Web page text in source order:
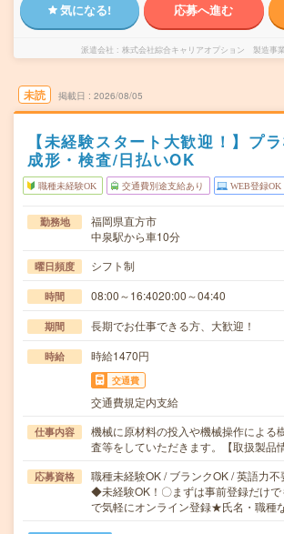
気になる! 応募へ進む
派遣会社 株式会社綜合キャリアオプション 製造事業
未読 掲載日 2026/08/05
【未経験スタート大歓迎！】プ
成形・検査/日払いOK
職種未経験OK 交通費別途支給あり WEB登録OK
勤務地
福岡県直方市
中泉駅から車10分
曜日頻度 シフト制
時間 08:00～16:4020:00～04:40
期間 長期でお仕事できる方、大歓迎！
時給 時給1470円
交通費
交通費規定内支給
仕事内容
機械に原材料の投入や機械操作による
査等をしていただきます。【取扱製品
応募資格
職種未経験OK / ブランクOK / 英語力不
◆未経験OK！〇まずは事前登録だけ
で気軽にオンライン登録★氏名・職種